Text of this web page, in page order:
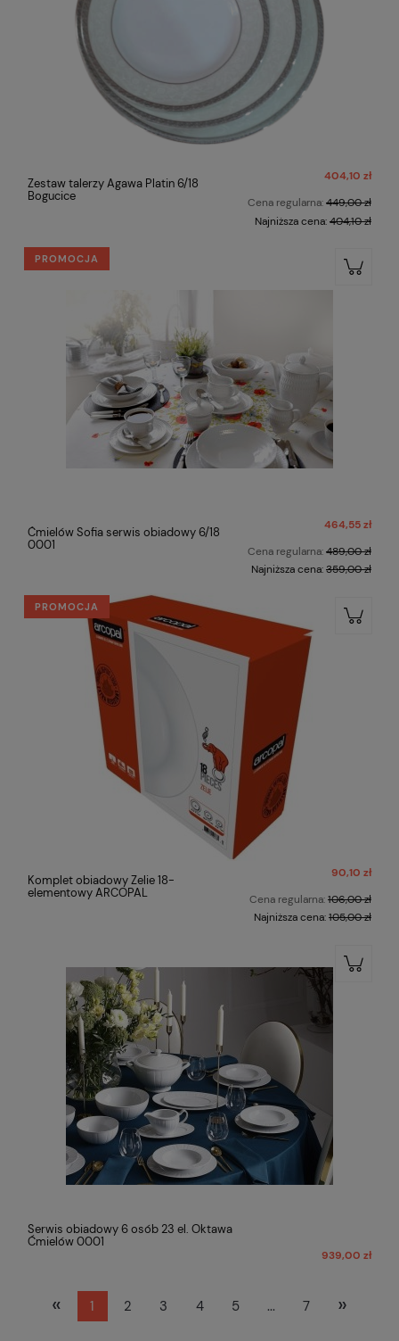
Zestaw talerzy Agawa Platin 6/18
Bogucice
404,10 zł
Cena regularna:449,00 zł
Najniższa cena:404,10 zł
Ćmielów Sofia serwis obiadowy 6/18
0001
464,55 zł
Cena regularna:489,00 zł
Najniższa cena:359,00 zł
PROMOCJA
Komplet obiadowy Zelie 18-
elementowy ARCOPAL
90,10 zł
Cena regularna:106,00 zł
Najniższa cena:105,00 zł
PROMOCJA
Serwis obiadowy 6 osób 23 el. Oktawa
Ćmielów 0001
939,00 zł
« 1 2 3 4 5 ... 7 »